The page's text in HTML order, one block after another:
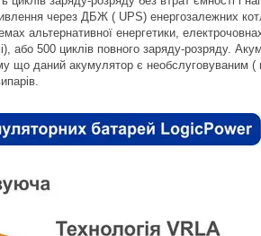
через ДБЖ ( UPS) енергозалежних
альтернативної енергетики,
або 500 циклів повного заряду-розряду.
що даний акумулятор є необслуговуваним (